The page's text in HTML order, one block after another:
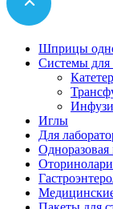
Шприцы
Системы для
Иглы
Для